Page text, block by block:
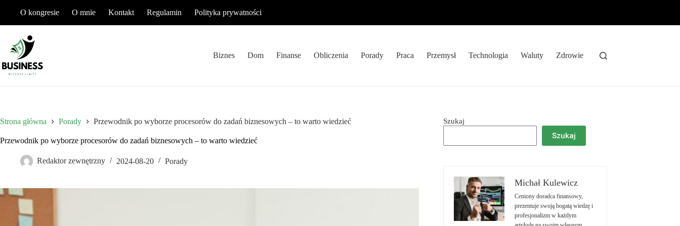
O kongresie O mnie Kontakt Regulamin Polityka prywatności
Biznes Dom Finanse Obliczenia Porady Praca Przemysł Technologia Waluty Zdrowie
Strona główna Porady Przewodnik po wyborze procesorów do zadań biznesowych – to warto wiedzieć
Przewodnik po wyborze procesorów do zadań biznesowych – to warto wiedzieć
Redaktor zewnętrzny 2024-08-20 Porady
Szukaj
Szukaj
Michał Kulewicz
Ceniony doradca finansowy,
prezentuje swoją bogatą wiedzę i
profesjonalizm w każdym